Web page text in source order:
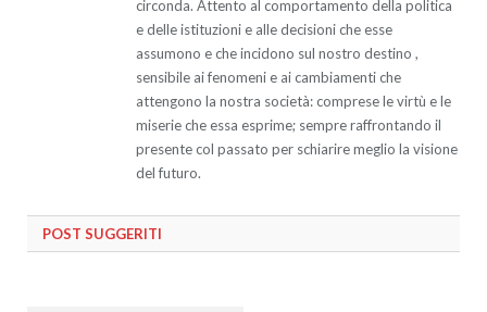
circonda. Attento al comportamento della politica
e delle istituzioni e alle decisioni che esse
assumono e che incidono sul nostro destino ,
sensibile ai fenomeni e ai cambiamenti che
attengono la nostra società: comprese le virtù e le
miserie che essa esprime; sempre raffrontando il
presente col passato per schiarire meglio la visione
del futuro.
POST SUGGERITI